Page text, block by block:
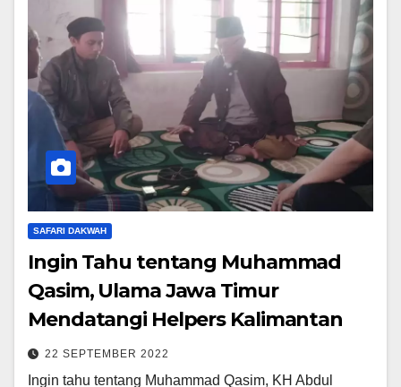
SAFARI DAKWAH
Ingin Tahu tentang Muhammad
Qasim, Ulama Jawa Timur
Mendatangi Helpers Kalimantan
22 SEPTEMBER 2022
Ingin tahu tentang Muhammad Qasim, KH Abdul